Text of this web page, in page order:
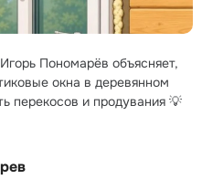
Пономарёв объясняет,
окна в деревянном
перекосов и продувания 💡